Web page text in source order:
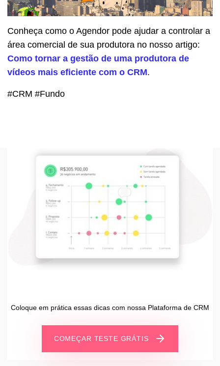
Conheça como o Agendor pode ajudar a controlar a
área comercial de sua produtora no nosso artigo:
Como tornar a gestão de uma produtora de
vídeos mais eficiente com o CRM.
#CRM #Fundo
Coloque em prática essas dicas com nossa Plataforma de CRM
COMEÇAR TESTE GRÁTIS